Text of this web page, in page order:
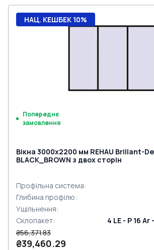
НАЦ. КЕШБЕК 10%
Попереднє
замовлення
Вікна 3000x2200 мм REHAU Brillant-
BLACK_BROWN з двох сторін
Профільна система:
Глибина профілю:
Ущільнення:
Склопакет:
4 LE - P 16 Ar
₴56,371.83
₴39,460.29